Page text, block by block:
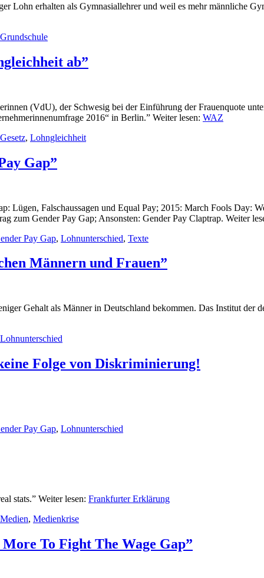
Lohn erhalten als Gymnasiallehrer und weil es mehr männliche
Grundschule
ab”
(VdU), der Schwesig bei der Einführung der Frauenquote
2016“ in Berlin.” Weiter lesen: WAZ
Gesetz, Lohngleichheit
Gap”
Lügen, Falschaussagen und Equal Pay; 2015: March Fools Day:
zum Gender Pay Gap; Ansonsten: Gender Pay Claptrap. Weiter
Pay Gap, Lohnunterschied, Texte
Männern und Frauen”
Gehalt als Männer in Deutschland bekommen. Das Institut der
Lohnunterschied
Folge von Diskriminierung!
Pay Gap, Lohnunterschied
stats.” Weiter lesen: Frankfurter Erklärung
Medien, Medienkrise
To Fight The Wage Gap”